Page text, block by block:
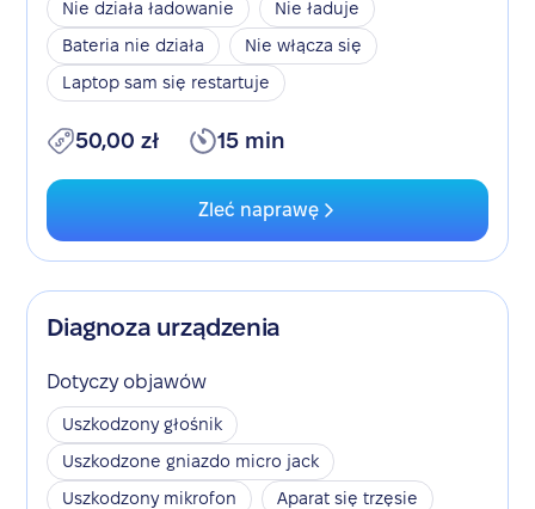
Nie działa ładowanie
Nie ładuje
Bateria nie działa
Nie włącza się
Laptop sam się restartuje
50,00 zł 15 min
Zleć naprawę
Diagnoza urządzenia
Dotyczy objawów
Uszkodzony głośnik
Uszkodzone gniazdo micro jack
Uszkodzony mikrofon
Aparat się trzęsie